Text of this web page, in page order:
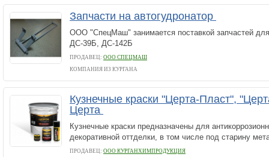
Запчасти на автогудронатор
ООО "СпецМаш" занимается поставкой запчастей для
ДС-39Б, ДС-142Б
ПРОДАВЕЦ: ООО СПЕЦМАШ
КОМПАНИЯ ИЗ КУРГАНА
Кузнечные краски "Церта-Пласт",
Церта
Кузнечные краски предназначены для
декоративной оттделки, в том числе под старину
ПРОДАВЕЦ: ООО КУРГАНХИМПРОДУКЦИЯ